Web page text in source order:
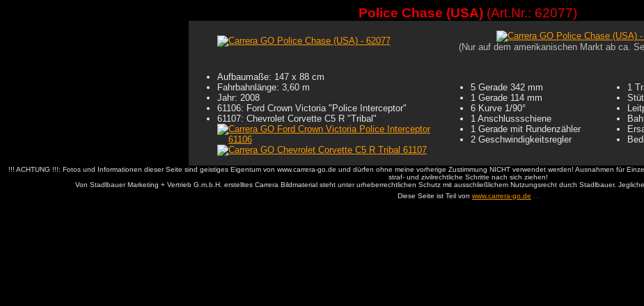
Police Chase (USA) (Art.Nr.: 62077)
(Nur auf dem amerikanischen Markt ab ca.
Aufbaumaße: 147 x 88 cm
Fahrbahnlänge: 3,60 m
Jahr: 2008
61106: Ford Crown Victoria "Police Interceptor"
61107: Chevrolet Corvette C5 R "Tribal"
5 Gerade 342 mm
1 Gerade 114 mm
6 Kurve 1/90°
1 Anschlussschiene
1 Gerade mit Rundenzähler
2 Geschwindigkeitsregler
1
!!! ACHTUNG !!!: Fotos und Informationen dieser Seite sind geistiges Eigentum von www.carrera-go.de und dürfen ohne meine vorherige Zustimmung NICHT verwendet werden! Ausnahmen für
straf- und zivilrechtliche Schritte nach sich ziehen!
Von Stadlbauer Marketing + Vertrieb G.m.b.H. erstelltes Carrera Bildmaterial steht unter urheberrechtlichen Schutz mit ausschließlichem Nutzungsrecht durch Stadlbauer.
Diese Seite ist Teil von www.carrera-go.de